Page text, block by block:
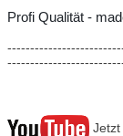
Profi Qualität -